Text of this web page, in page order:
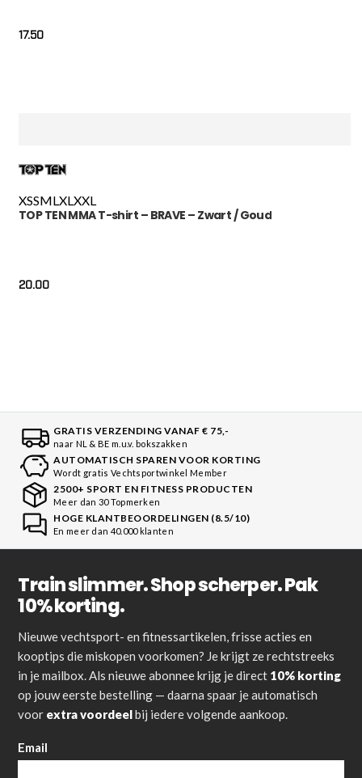
17.50
XSSML XL XXL
TOP TEN MMA T-shirt – BRAVE – Zwart / Goud
20.00
GRATIS VERZENDING VANAF € 75,-
naar NL & BE m.u.v. bokszakken
AUTOMATISCH SPAREN VOOR KORTING
Wordt gratis Vechtsportwinkel Member
2500+ SPORT EN FITNESS PRODUCTEN
Meer dan 30 Topmerken
HOGE KLANTBEOORDELINGEN (8.5/10)
En meer dan 40.000 klanten
Train slimmer. Shop scherper. Pak
10% korting.
Nieuwe vechtsport- en fitnessartikelen, frisse acties en
kooptips die miskopen voorkomen? Je krijgt ze rechtstreeks
in je mailbox. Als nieuwe abonnee krijg je direct 10% korting
op jouw eerste bestelling — daarna spaar je automatisch
voor extra voordeelbij iedere volgende aankoop.
Email